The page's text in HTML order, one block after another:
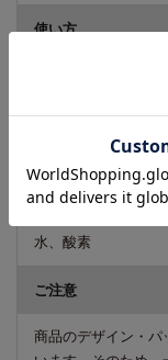
使い方
2～3秒間噴霧し、
成分
水、酸素
ご注意
商品のデザイン・パ